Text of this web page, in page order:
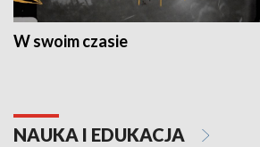
W swoim czasie
NAUKA I EDUKACJA